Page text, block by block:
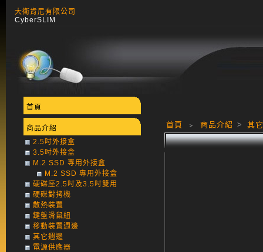
大衛肯尼有限公司
CyberSLIM
首頁 ﹥ 商品介紹 > 其
首頁
商品介紹
2.5吋外接盒
3.5吋外接盒
M.2 SSD 專用外接盒
M.2 SSD 專用外接盒
硬碟座2.5吋及3.5吋雙用
硬碟對拷機
散熱裝置
鍵盤滑鼠組
移動裝置週邊
其它週邊
電源供應器